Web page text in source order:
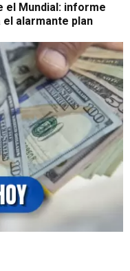
el Mundial: informe
alarmante plan